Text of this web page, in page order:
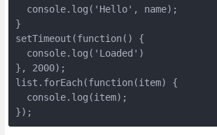
  console.log('Hello', name);
}
setTimeout(function() {
  console.log('Loaded')
}, 2000);
list.forEach(function(item) {
  console.log(item);
});